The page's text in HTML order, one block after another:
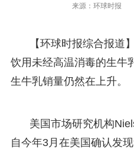
来源：环球时报
【环球时报综合报道
饮用未经高温消毒的生牛
生牛乳销量仍然在上升。
美国市场研究机构
自今年3月在美国确认发